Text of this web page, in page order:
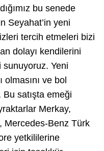
bu senede
Seyahat’in yeni
tercih etmeleri bizi
dolayı kendilerini
Yeni
ve bol
satışta emeği
Merkay,
Mercedes-Benz Türk
yetkililerine